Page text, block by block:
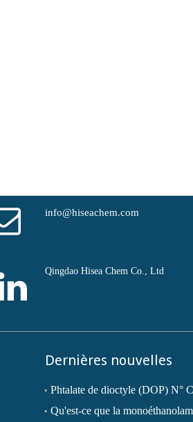
info@hiseachem.com
Qingdao Hisea Chem Co., Ltd
Dernières nouvelles